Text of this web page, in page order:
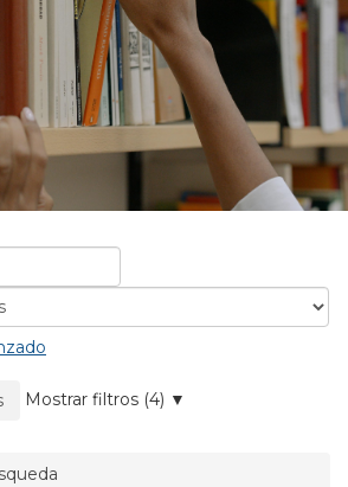
cuando se elimine un filtro.
Mostrar filtros (4)